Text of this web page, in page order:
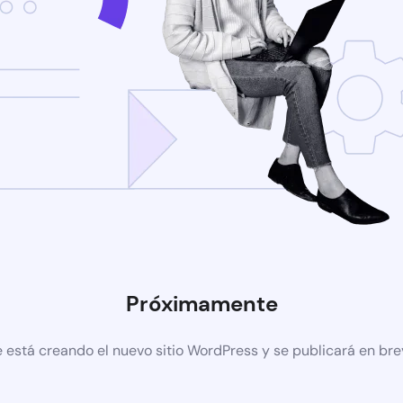
Próximamente
está creando el nuevo sitio WordPress y se publicará en